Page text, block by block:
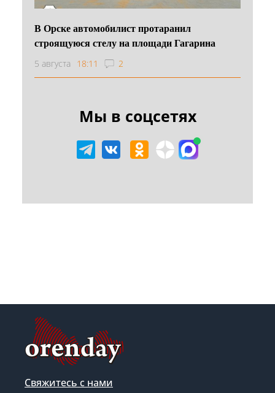
В Орске автомобилист протаранил
строящуюся стелу на площади Гагарина
5 августа 18:11 2
Мы в соцсетях
Свяжитесь с нами